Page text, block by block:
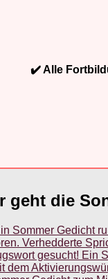
✔️ Alle
geht die
Sommer Gedicht
Verhedderte
gesucht! Ein
dem